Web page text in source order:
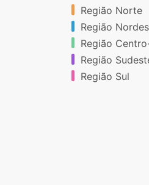
Região Norte
Região
Região
Região
Região Sul